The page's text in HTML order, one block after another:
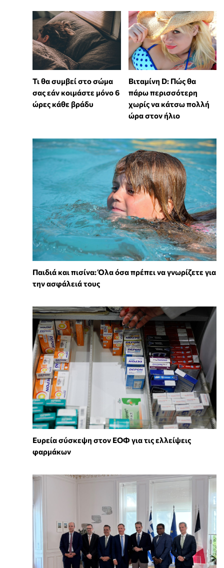
Τι θα συμβεί στο σώμα
σας εάν κοιμάστε μόνο 6
ώρες κάθε βράδυ
Βιταμίνη D: Πώς θα
πάρω περισσότερη
χωρίς να κάτσω πολλή
ώρα στον ήλιο
Παιδιά και πισίνα: Όλα όσα πρέπει να γνωρίζετε για
την ασφάλειά τους
Ευρεία σύσκεψη στον ΕΟΦ για τις ελλείψεις
φαρμάκων